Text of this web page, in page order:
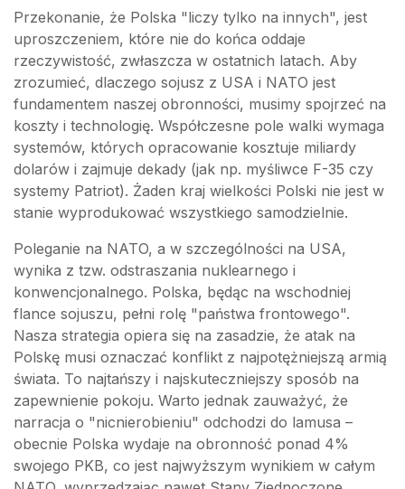
Przekonanie, że Polska "liczy tylko na innych", jest
uproszczeniem, które nie do końca oddaje
rzeczywistość, zwłaszcza w ostatnich latach. Aby
zrozumieć, dlaczego sojusz z USA i NATO jest
fundamentem naszej obronności, musimy spojrzeć na
koszty i technologię. Współczesne pole walki wymaga
systemów, których opracowanie kosztuje miliardy
dolarów i zajmuje dekady (jak np. myśliwce F-35 czy
systemy Patriot). Żaden kraj wielkości Polski nie jest w
stanie wyprodukować wszystkiego samodzielnie.
Poleganie na NATO, a w szczególności na USA,
wynika z tzw. odstraszania nuklearnego i
konwencjonalnego. Polska, będąc na wschodniej
flance sojuszu, pełni rolę "państwa frontowego".
Nasza strategia opiera się na zasadzie, że atak na
Polskę musi oznaczać konflikt z najpotężniejszą armią
świata. To najtańszy i najskuteczniejszy sposób na
zapewnienie pokoju. Warto jednak zauważyć, że
narracja o "nicnierobieniu" odchodzi do lamusa –
obecnie Polska wydaje na obronność ponad 4%
swojego PKB, co jest najwyższym wynikiem w całym